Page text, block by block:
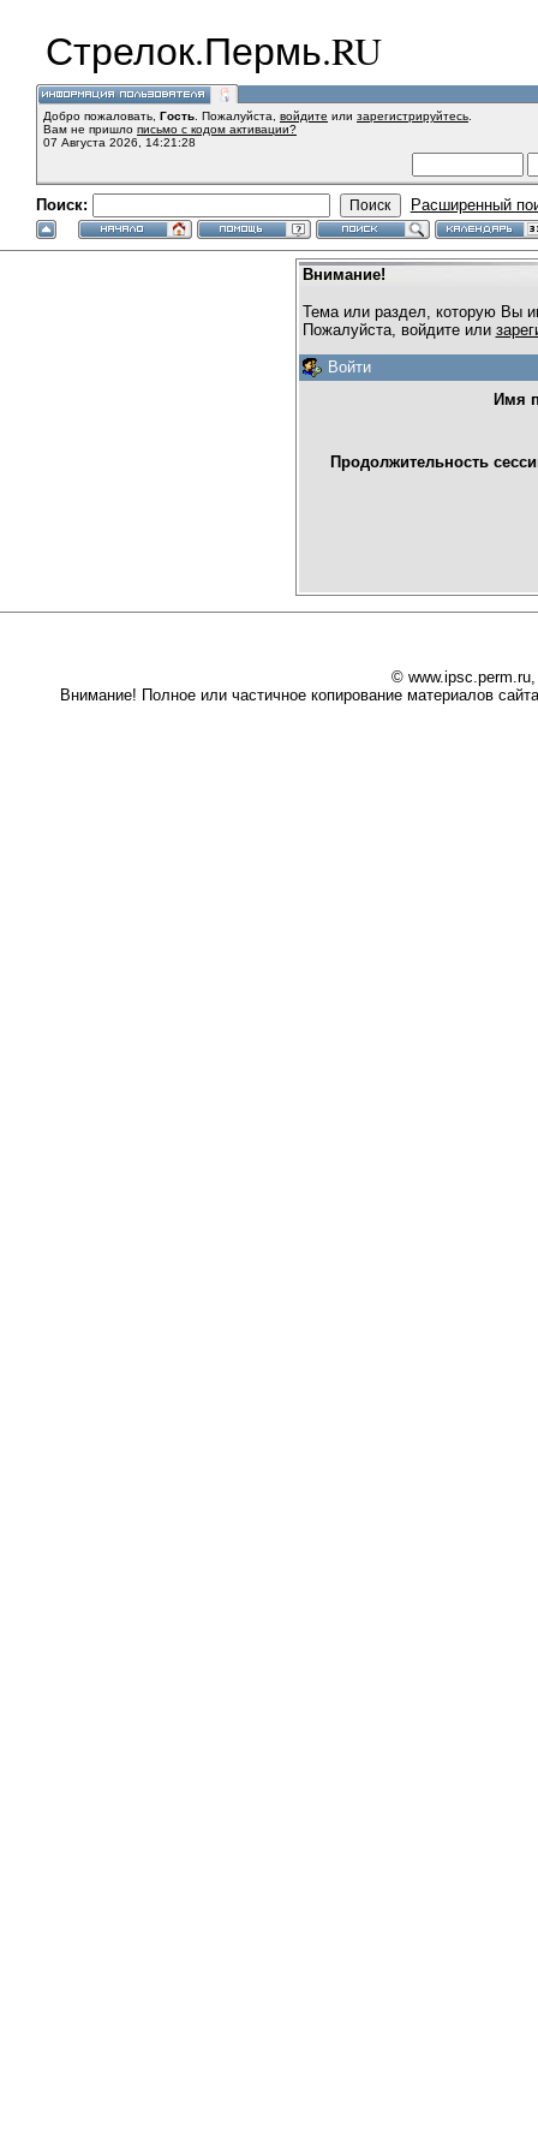
Стрелок.Пермь.RU
Добро пожаловать, Гость . Пожалуйста, войдите или зарегистрируйтесь
Вам не пришло письмо с кодом активации?
07 Августа 2026, 14:21:28
Поиск: Расширенный
Внимание!
Тема или раздел, которую Вы
Пожалуйста, войдите или
Войти
Имя
Продолжительность
©
Внимание! Полное или частичное копирование материалов